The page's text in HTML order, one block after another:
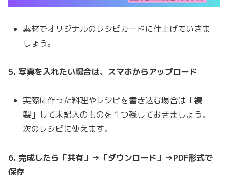
素材でオリジナルのレシピカードに仕上げていきま
しょう。
5. 写真を入れたい場合は、スマホからアップロード
実際に作った料理やレシピを書き込む場合は「複
製」して未記入のものを１つ残しておきましょう。
次のレシピに使えます。
6. 完成したら「共有」→「ダウンロード」→PDF形式で
保存